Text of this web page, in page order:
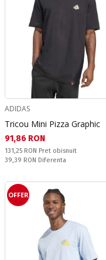
ADIDAS
Tricou Mini Pizza Graphic
Текуща цена:
91,86 RON
Pret obisnuit:
131,25 RON Pret obisnuit
Спестявате:
39,39 RON Diferenta
OFFER